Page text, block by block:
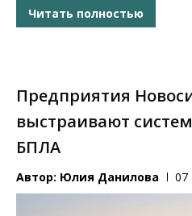
Читать полностью
Предприятия
выстраивают
БПЛА
Автор: Юлия Данилова 07